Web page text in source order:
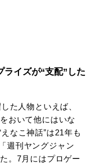
ライズが“支配”した
た人物といえば、
おいて他にはいな
なこ神話”は21年も
週刊ヤングジャン
。7月にはプロゲー